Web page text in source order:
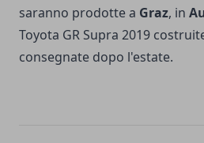
saranno prodotte a Graz, in
Toyota GR Supra 2019
consegnate dopo l'estate.